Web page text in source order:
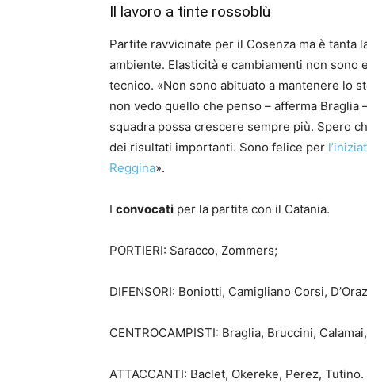
Il lavoro a tinte rossoblù
Partite ravvicinate per il Cosenza ma è tanta
ambiente. Elasticità e cambiamenti non
tecnico. «Non sono abituato a mantenere lo
non vedo quello che penso – afferma
squadra possa crescere sempre più. Spero
dei risultati importanti. Sono felice per
Reggina».
I convocati per la partita con il Catania.
PORTIERI: Saracco, Zommers;
DIFENSORI: Boniotti, Camigliano Corsi,
CENTROCAMPISTI: Braglia, Bruccini,
ATTACCANTI: Baclet, Okereke, Perez, Tutino.